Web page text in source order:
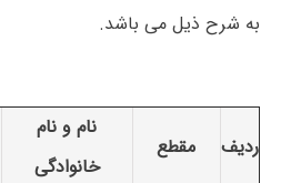
به شرح ذیل می باشد.
ردیف مقطع
نام و نام
خانوادگی